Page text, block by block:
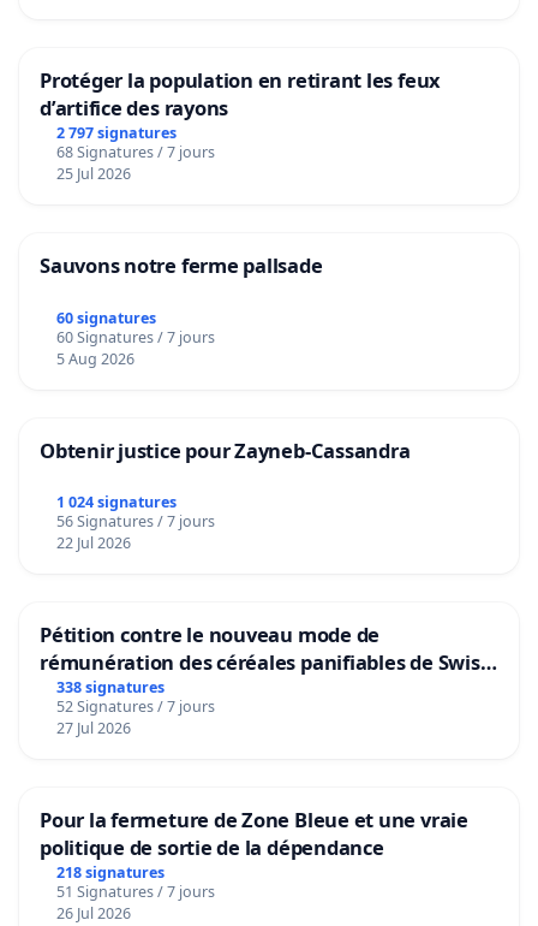
Protéger la population en retirant les feux
d’artifice des rayons
2 797 signatures
68 Signatures / 7 jours
25 Jul 2026
Sauvons notre ferme pallsade
60 signatures
60 Signatures / 7 jours
5 Aug 2026
Obtenir justice pour Zayneb-Cassandra
1 024 signatures
56 Signatures / 7 jours
22 Jul 2026
Pétition contre le nouveau mode de
rémunération des céréales panifiables de Swiss
granum basé sur la teneur en protéines
338 signatures
52 Signatures / 7 jours
27 Jul 2026
Pour la fermeture de Zone Bleue et une vraie
politique de sortie de la dépendance
218 signatures
51 Signatures / 7 jours
26 Jul 2026